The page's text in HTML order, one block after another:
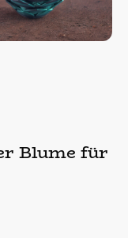
Blume für